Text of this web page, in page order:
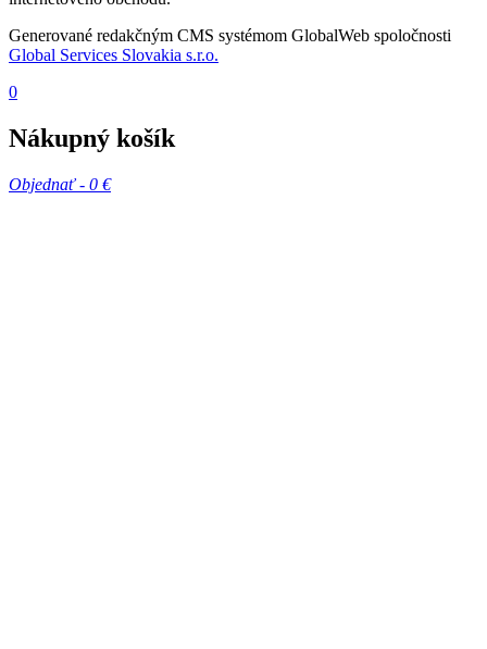
Generované redakčným CMS systémom GlobalWeb spoločnosti
Global Services Slovakia s.r.o.
0
Nákupný košík
Objednať - 0 €